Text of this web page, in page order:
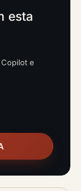
esta
e